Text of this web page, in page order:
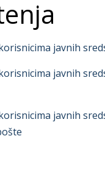
javnih
javnih
javnih